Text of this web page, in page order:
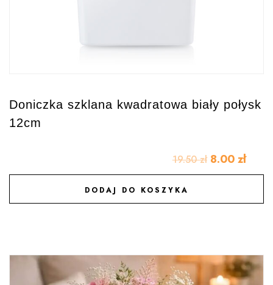
Doniczka szklana kwadratowa biały połysk
12cm
19.50zł 8.00 zł
DODAJ DO KOSZYKA
DODAJ DO ULUBIONYCH